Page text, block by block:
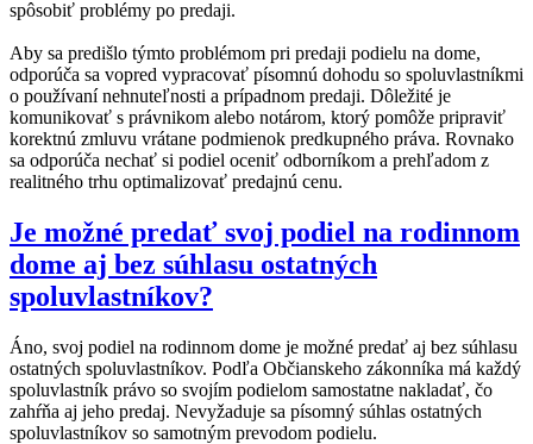
spôsobiť problémy po predaji.
Aby sa predišlo týmto problémom pri predaji podielu na dome,
odporúča sa vopred vypracovať písomnú dohodu so spoluvlastníkmi
o používaní nehnuteľnosti a prípadnom predaji. Dôležité je
komunikovať s právnikom alebo notárom, ktorý pomôže pripraviť
korektnú zmluvu vrátane podmienok predkupného práva. Rovnako
sa odporúča nechať si podiel oceniť odborníkom a prehľadom z
realitného trhu optimalizovať predajnú cenu.
Je možné predať svoj podiel na rodinnom
dome aj bez súhlasu ostatných
spoluvlastníkov?
Áno, svoj podiel na rodinnom dome je možné predať aj bez súhlasu
ostatných spoluvlastníkov. Podľa Občianskeho zákonníka má každý
spoluvlastník právo so svojím podielom samostatne nakladať, čo
zahŕňa aj jeho predaj. Nevyžaduje sa písomný súhlas ostatných
spoluvlastníkov so samotným prevodom podielu.